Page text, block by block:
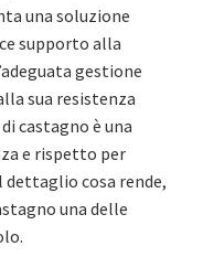
una soluzione
supporto alla
gestione
sua resistenza
castagno è una
e rispetto per
dettaglio cosa rende,
una delle